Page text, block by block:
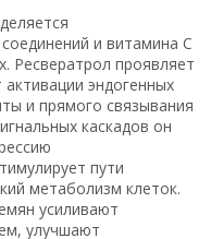
и витамина С
Ресвератрол проявляет
эндогенных
и прямого связывания
каскадов он
пути
метаболизм клеток.
усиливают
улучшают